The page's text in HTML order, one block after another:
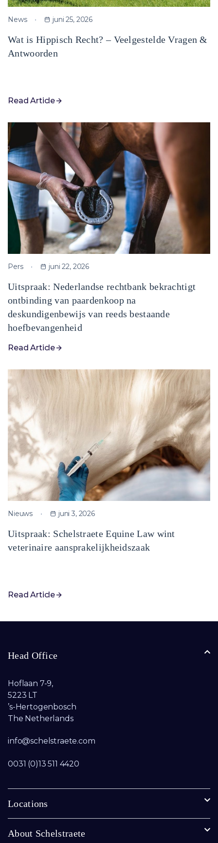
News juni 25, 2026
Wat is Hippisch Recht? – Veelgestelde Vragen &
Antwoorden
Read Article
Pers juni 22, 2026
Uitspraak: Nederlandse rechtbank bekrachtigt
ontbinding van paardenkoop na
deskundigenbewijs van reeds bestaande
hoefbevangenheid
Read Article
Nieuws juni 3, 2026
Uitspraak: Schelstraete Equine Law wint
veterinaire aansprakelijkheidszaak
Read Article
Head Office
Hoflaan 7-9,
5223 LT
’s-Hertogenbosch
The Netherlands
info@schelstraete.com​
0031 (0)13 511 4420
Locations
About Schelstraete